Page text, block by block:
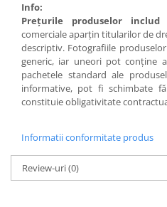
Info:
Preţurile produselor includ
comerciale aparţin titularilor de
descriptiv. Fotografiile
generic, iar uneori pot conţine
pachetele standard ale
informative, pot fi schimbate
constituie obligativitate
Informatii conformitate produs
Review-uri(0)